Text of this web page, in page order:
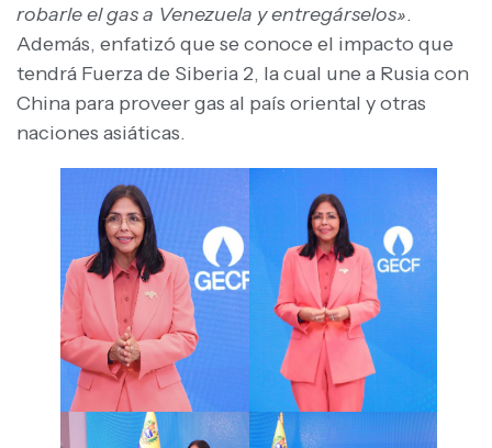
robarle el gas a Venezuela y entregárselos».
Además, enfatizó que se conoce el impacto que
tendrá Fuerza de Siberia 2, la cual une a Rusia con
China para proveer gas al país oriental y otras
naciones asiáticas.